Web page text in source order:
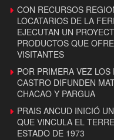
CON RECURSOS
LOCATARIOS DE LA
EJECUTAN UN
PRODUCTOS QUE
VISITANTES
POR PRIMERA VEZ
CASTRO DIFUNDEN
CHACAO Y PARGUA
PRAIS ANCUD INICIÓ
QUE VINCULA EL
ESTADO DE 1973